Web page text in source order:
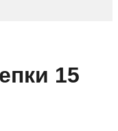
15